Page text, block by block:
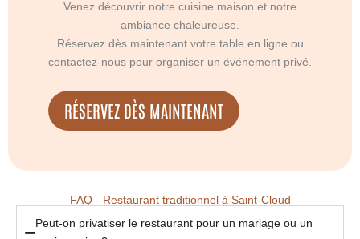
Venez découvrir notre cuisine maison et notre
ambiance chaleureuse.
Réservez dès maintenant votre table en ligne ou
contactez-nous pour organiser un événement privé.
RÉSERVEZ DÈS MAINTENANT
FAQ - Restaurant traditionnel à Saint-Cloud
Peut-on privatiser le restaurant pour un mariage ou un